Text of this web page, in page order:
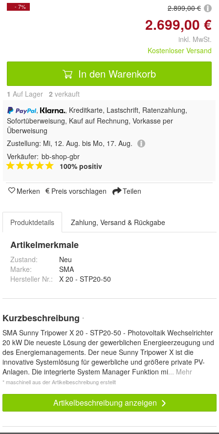
- 7% 2.899,00 €
2.699,00 €
inkl. MwSt.
Kostenloser Versand
In den Warenkorb
1 Auf Lager 2 verkauft
,
, Kreditkarte, Lastschrift, Ratenzahlung,
Sofortüberweisung, Kauf auf Rechnung, Vorkasse per
Überweisung
Zustellung: Mi, 12. Aug. bis Mo, 17. Aug.
Verkäufer: bb-shop-gbr
100% positiv
Merken Preis vorschlagen Teilen
Produktdetails Zahlung, Versand & Rückgabe
Artikelmerkmale
Zustand:
Neu
Marke:
SMA
Hersteller Nr.:
X 20 - STP20-50
Kurzbeschreibung *
SMA Sunny Tripower X 20 - STP20-50 - Photovoltaik Wechselrichter
20 kW Die neueste Lösung der gewerblichen Energieerzeugung und
des Energiemanagements. Der neue Sunny Tripower X ist die
innovative Systemlösung für gewerbliche und größere private PV-
Anlagen. Die integrierte System Manager Funktion mi... Mehr
* maschinell aus der Artikelbeschreibung erstellt
Artikelbeschreibung anzeigen